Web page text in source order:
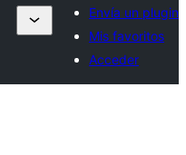
Envía un plugin
Mis favoritos
Acceder